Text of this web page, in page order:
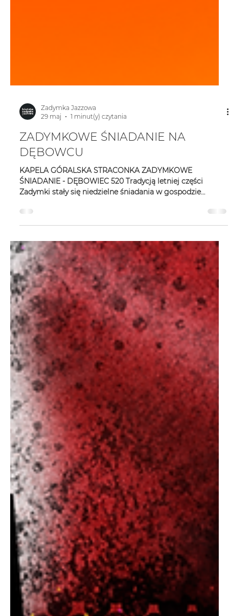
Zadymka Jazzowa
29 maj
1 minut(y) czytania
ZADYMKOWE ŚNIADANIE NA
DĘBOWCU
KAPELA GÓRALSKA STRACONKA ZADYMKOWE
ŚNIADANIE - DĘBOWIEC 520 Tradycją letniej części
Zadymki stały się niedzielne śniadania w gospodzie
Dębowiec 520 - urokliwym miejscu na Dębowcu, u
podnóża Szyndzielni, z którego rozpościera się widok na
panoramę Bielska-Białej. Kapela Góralska „Straconka” to
zespół wywodzący się z dzielnicy Straconka w Bielsko-
Biała, pielęgnujący tradycje muzyczne regionu Beskidów.
Ich repertuar opiera się na autentycznej muzyce góralskiej
– żywiołowej, ry